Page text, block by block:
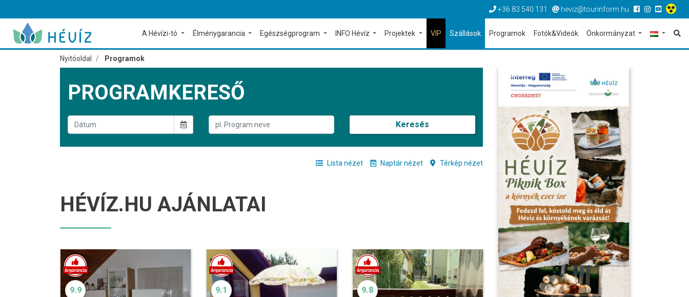
+36 83 540 131 heviz@tourinform.hu
A Hévízi-tó Élménygarancia Egészségprogram INFO Hévíz Projektek VIP Szállások Programok Fotók&Videók Önkormányzat
Nyitóoldal Programok
PROGRAMKERESŐ
Keresés
Lista nézet Naptár nézet Térkép nézet
HÉVÍZ.HU AJÁNLATAI
9.9 9.1 9.8